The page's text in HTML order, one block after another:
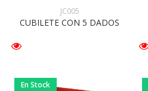
JC005
CUBILETE CON 5 DADOS
En Stock